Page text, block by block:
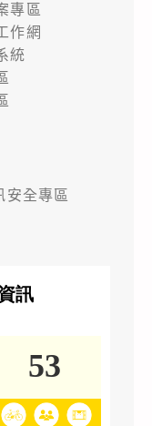
專區
作網
統
安全專區